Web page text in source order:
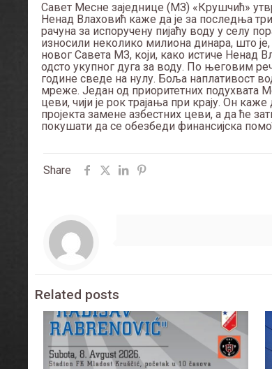
Савет Месне заједнице (МЗ) «Крушчић»
Ненад Влаховић каже да је за последња
рачуна за испоручену пијаћу воду у селу
износили неколико милиона динара, што
новог Савета МЗ, који, како истиче Ненад
одсто укупног дуга за воду. По његовим
године сведе на нулу. Боља наплативост
мреже. Један од приоритетних подухвата
цеви, чији је рок трајања при крају. Он
пројекта замене азбестних цеви, а да ће
покушати да се обезбеди финансијска
Share
Related posts